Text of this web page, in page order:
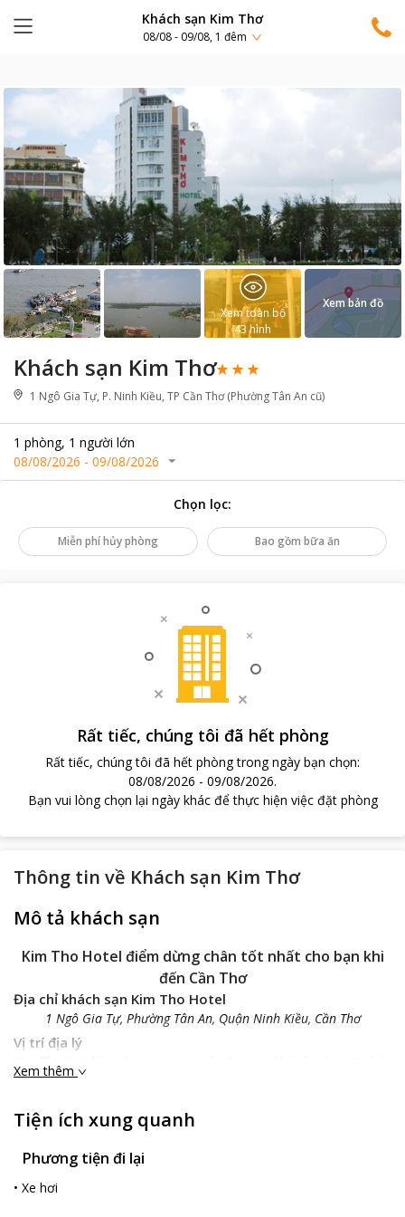
Khách sạn Kim Thơ
08/08 - 09/08, 1 đêm
Khách sạn Kim Thơ
1 Ngô Gia Tự, P. Ninh Kiều, TP Cần Thơ (Phường Tân An cũ)
1 phòng, 1 người lớn
08/08/2026 - 09/08/2026
Xem toàn bộ
43 hình
Xem bản đồ
Chọn lọc:
Miễn phí hủy phòng Bao gồm bữa ăn
Rất tiếc, chúng tôi đã hết phòng
Rất tiếc, chúng tôi đã hết phòng trong ngày bạn chọn:
08/08/2026 - 09/08/2026.
Bạn vui lòng chọn lại ngày khác để thực hiện việc đặt phòng
Thông tin về Khách sạn Kim Thơ
Mô tả khách sạn
Kim Tho Hotel điểm dừng chân tốt nhất cho bạn khi
đến Cần Thơ
Địa chỉ khách sạn Kim Tho Hotel
1 Ngô Gia Tự, Phường Tân An, Quận Ninh Kiều, Cần Thơ
Vị trí địa lý
Kim Tho Hotel
sạn nằm dọc theo bờ sông Cần Thơ và vô cùng tiện lợi cho việc
TừKim Tho Hotelđến Bến Ninh Kiều và Bảo tàng Cần Thơ chưa
còn đến Sân Bay Cần Thơ chỉ mất 11 km mà thôi. Ngoài ra, các
du khách có thể tham quan chợ nổi Cái Răng mà chỉ mất
khoảng 6,4 km mà thôi.
Xem thêm
Tiện ích xung quanh
Phương tiện đi lại
• Xe hơi